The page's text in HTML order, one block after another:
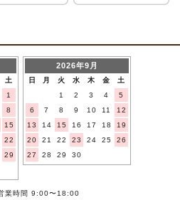
土
1
8
15
22
29
2026年9月
日 月 火 水 木 金
土
1
2 3 4
5
6
7 8 9 10 11
12
13
14 15 16 17 18
19
20
21 22 23 24 25
26
27
28 29 30
業時間 9:00〜18:00